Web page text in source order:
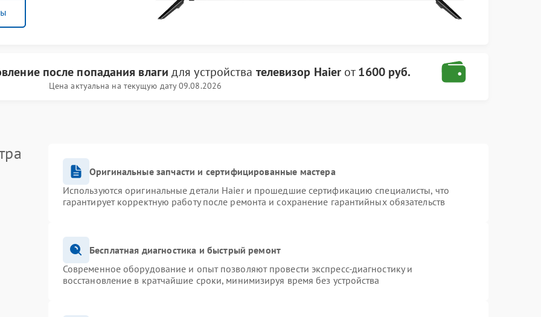
после попадания влаги для устройства телевизор Haier от1600 руб.
Цена актуальна на текущую дату 09.08.2026
Оригинальные запчасти и сертифицированные мастера
Используются оригинальные детали Haier и прошедшие сертификацию специалисты, что
гарантирует корректную работу после ремонта и сохранение гарантийных обязательств
Бесплатная диагностика и быстрый ремонт
Современное оборудование и опыт позволяют провести экспресс-диагностику и
восстановление в кратчайшие сроки, минимизируя время без устройства